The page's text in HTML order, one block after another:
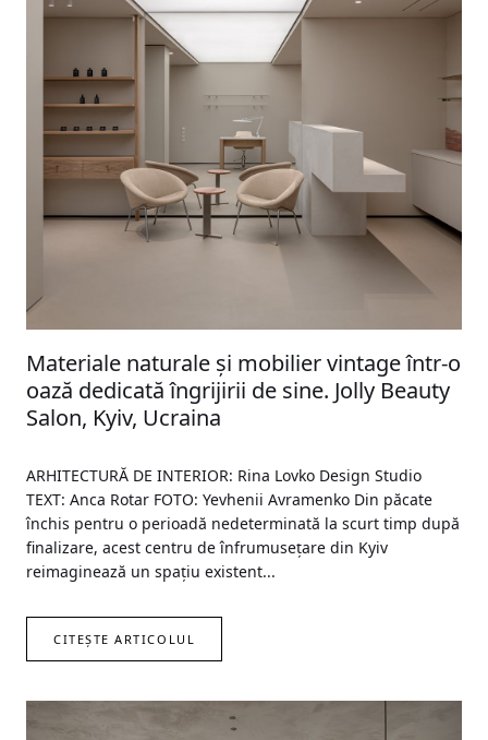
Materiale naturale și mobilier vintage într-o
oază dedicată îngrijirii de sine. Jolly Beauty
Salon, Kyiv, Ucraina
ARHITECTURĂ DE INTERIOR: Rina Lovko Design Studio
TEXT: Anca Rotar FOTO: Yevhenii Avramenko Din păcate
închis pentru o perioadă nedeterminată la scurt timp după
finalizare, acest centru de înfrumusețare din Kyiv
reimaginează un spațiu existent...
CITEȘTE ARTICOLUL